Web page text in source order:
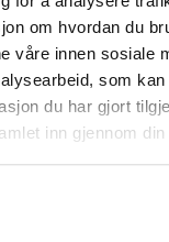
om hvordan du
våre innen sosiale
som
du har gjort
inn gjennom
0140 Oslo